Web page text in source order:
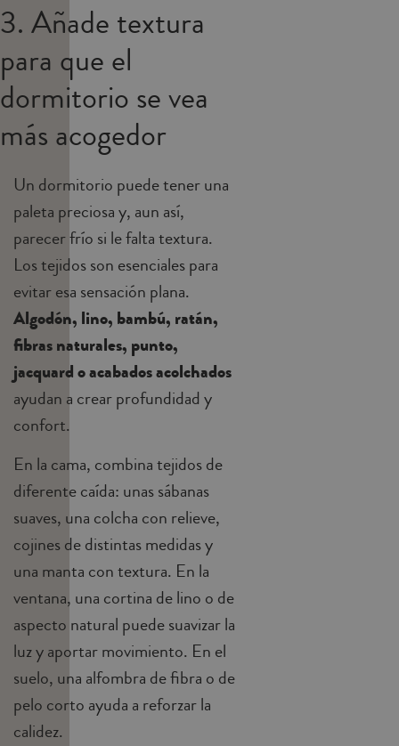
3. Añade textura
para que el
dormitorio se vea
más acogedor
Un dormitorio puede tener una
paleta preciosa y, aun así,
parecer frío si le falta textura.
Los tejidos son esenciales para
evitar esa sensación plana.
Algodón, lino, bambú, ratán,
fibras naturales, punto,
jacquard o acabados acolchados
ayudan a crear profundidad y
confort.
En la cama, combina tejidos de
diferente caída: unas sábanas
suaves, una colcha con relieve,
cojines de distintas medidas y
una manta con textura. En la
ventana, una cortina de lino o de
aspecto natural puede suavizar la
luz y aportar movimiento. En el
suelo, una alfombra de fibra o de
pelo corto ayuda a reforzar la
calidez.